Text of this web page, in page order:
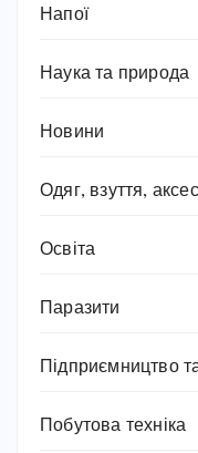
Напої
Наука та природа
Новини
Одяг, взуття,
Освіта
Паразити
Підприємництво
Побутова техніка